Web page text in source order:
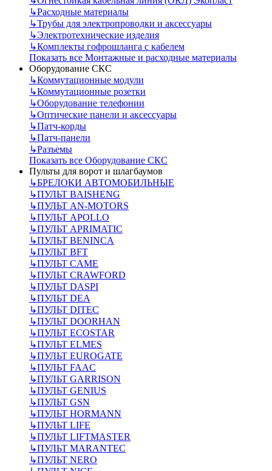
↳Расходные материалы
↳Трубы для электропроводки и аксессуары
↳Электротехнические изделия
↳Комплекты гофрошланга с кабелем
Показать все Монтажные и расходные материалы
Оборудование СКС
↳Коммутационные модули
↳Коммутационные розетки
↳Оборудование телефонии
↳Оптические панели и аксессуары
↳Патч-корды
↳Патч-панели
↳Разъемы
Показать все Оборудование СКС
Пульты для ворот и шлагбаумов
↳БРЕЛОКИ АВТОМОБИЛЬНЫЕ
↳ПУЛЬТ BAISHENG
↳ПУЛЬТ AN-MOTORS
↳ПУЛЬТ APOLLO
↳ПУЛЬТ APRIMATIC
↳ПУЛЬТ BENINCA
↳ПУЛЬТ BFT
↳ПУЛЬТ CAME
↳ПУЛЬТ CRAWFORD
↳ПУЛЬТ DASPI
↳ПУЛЬТ DEA
↳ПУЛЬТ DITEC
↳ПУЛЬТ DOORHAN
↳ПУЛЬТ ECOSTAR
↳ПУЛЬТ ELMES
↳ПУЛЬТ EUROGATE
↳ПУЛЬТ FAAC
↳ПУЛЬТ GARRISON
↳ПУЛЬТ GENIUS
↳ПУЛЬТ GSN
↳ПУЛЬТ HORMANN
↳ПУЛЬТ LIFE
↳ПУЛЬТ LIFTMASTER
↳ПУЛЬТ MARANTEC
↳ПУЛЬТ NERO